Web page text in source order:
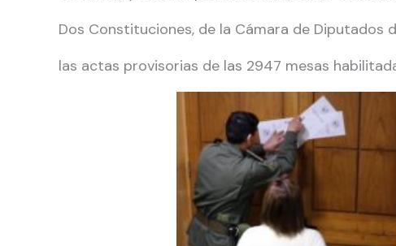
Dos Constituciones, de la Cámara de Diputados
las actas provisorias de las 2947 mesas